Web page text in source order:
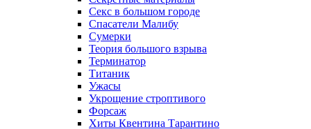
Секс в большом городе
Спасатели Малибу
Сумерки
Теория большого взрыва
Терминатор
Титаник
Ужасы
Укрощение строптивого
Форсаж
Хиты Квентина Тарантино